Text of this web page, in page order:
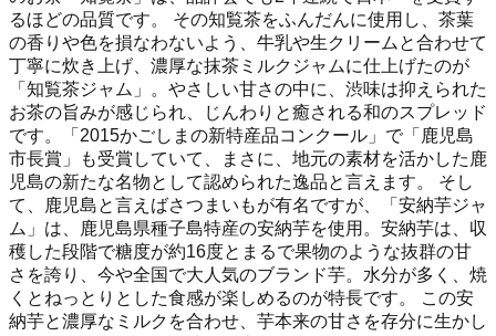
るほどの品質です。 その知覧茶をふんだんに使用し、茶葉
の香りや色を損なわないよう、牛乳や生クリームと合わせて
丁寧に炊き上げ、濃厚な抹茶ミルクジャムに仕上げたのが
「知覧茶ジャム」。やさしい甘さの中に、渋味は抑えられた
お茶の旨みが感じられ、じんわりと癒される和のスプレッド
です。「2015かごしまの新特産品コンクール」で「鹿児島
市長賞」も受賞していて、まさに、地元の素材を活かした鹿
児島の新たな名物として認められた逸品と言えます。 そし
て、鹿児島と言えばさつまいもが有名ですが、「安納芋ジャ
ム」は、鹿児島県種子島特産の安納芋を使用。安納芋は、収
穫した段階で糖度が約16度とまるで果物のような抜群の甘
さを誇り、今や全国で大人気のブランド芋。水分が多く、焼
くとねっとりとした食感が楽しめるのが特長です。 この安
納芋と濃厚なミルクを合わせ、芋本来の甘さを存分に生かし